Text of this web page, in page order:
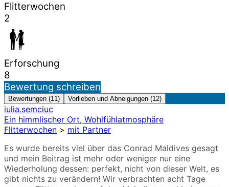
Flitterwochen
2
Erforschung
8
Bewertung schreiben
Bewertungen (11) Vorlieben und Abneigungen (12)
iulia.semciuc
Ein himmlischer Ort, Wohlfühlatmosphäre
Flitterwochen > mit Partner
Es wurde bereits viel über das Conrad Maldives gesagt
und mein Beitrag ist mehr oder weniger nur eine
Wiederholung dessen: perfekt, nicht von dieser Welt, es
gibt nichts zu verändern! Wir verbrachten acht Tage